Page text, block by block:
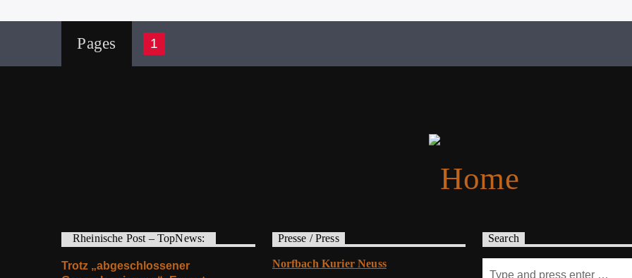
Pages 1
Rheinische Post – TopNews:
Trotz „abgeschlossener
Presse / Press
Norfbach Kurier Neuss
Search